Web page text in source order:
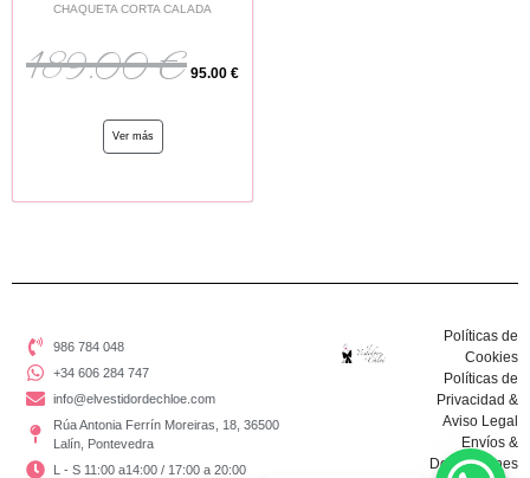
CHAQUETA CORTA CALADA
189.00€ 95.00 €
Ver más
986 784 048
+34 606 284 747
info@elvestidordechloe.com
Rúa Antonia Ferrín Moreiras, 18, 36500
Lalín, Pontevedra
L - S 11:00 a14:00 / 17:00 a 20:00
Políticas de
Cookies
Políticas de
Privacidad &
Aviso Legal
Envíos &
Devoluciones